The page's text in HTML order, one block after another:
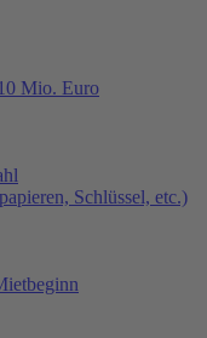
Mio. Euro
Schlüssel, etc.)